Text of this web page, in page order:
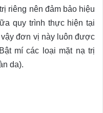
riêng nên đảm bảo hiệu
quy trình thực hiện tại
đơn vị này luôn được
mí các loại mặt nạ trị
da).